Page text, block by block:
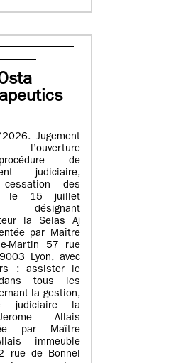
Jugement
l’ouverture
de
judiciaire,
des
le 15 juillet
la Selas Aj
par Maître
Martin 57 rue
Lyon, avec
: assister le
tous les
la gestion,
judiciaire la
Allais
par Maître
immeuble
rue de Bonnel